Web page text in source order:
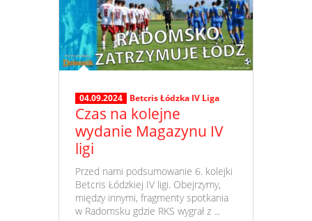
04.09.2024 Betcris Łódzka IV Liga
Czas na kolejne
wydanie Magazynu IV
ligi
​ Przed nami podsumowanie 6. kolejki
Betcris Łódzkiej IV ligi. Obejrzymy,
między innymi, fragmenty spotkania
w Radomsku gdzie RKS wygrał z ...